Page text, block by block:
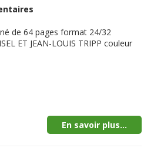
de 64 pages format 24/32
ET JEAN-LOUIS TRIPP couleur
En savoir plus...